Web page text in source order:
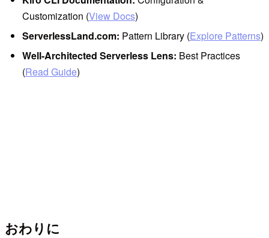
Customization (View Docs)
ServerlessLand.com: Pattern Library (Explore Patterns)
Well-Architected Serverless Lens: Best Practices
(Read Guide)
おわりに